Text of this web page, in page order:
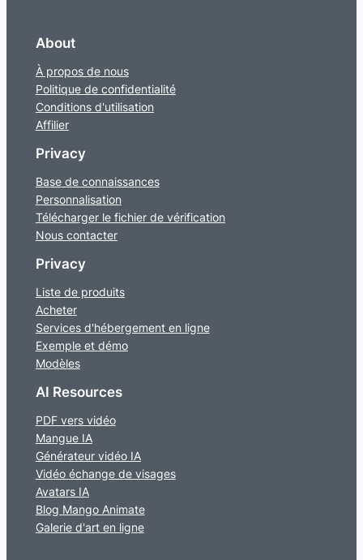
About
À propos de nous
Politique de confidentialité
Conditions d'utilisation
Affilier
Privacy
Base de connaissances
Personnalisation
Télécharger le fichier de vérification
Nous contacter
Privacy
Liste de produits
Acheter
Services d'hébergement en ligne
Exemple et démo
Modèles
AI Resources
PDF vers vidéo
Mangue IA
Générateur vidéo IA
Vidéo échange de visages
Avatars IA
Blog Mango Animate
Galerie d'art en ligne